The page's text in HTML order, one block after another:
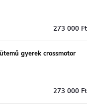
273 000 Ft
gyerek crossmotor
273 000 Ft